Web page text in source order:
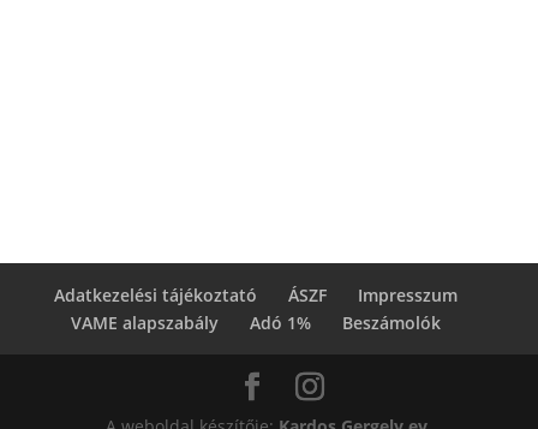
Adatkezelési tájékoztató ÁSZF
Impresszum
VAME alapszabály
Adó 1% Beszámolók